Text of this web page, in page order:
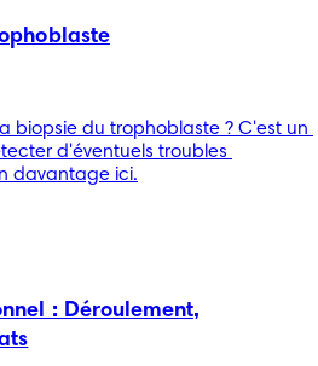
biopsie du trophoblaste ? C'est un
d'éventuels troubles
davantage ici.
: Déroulement,